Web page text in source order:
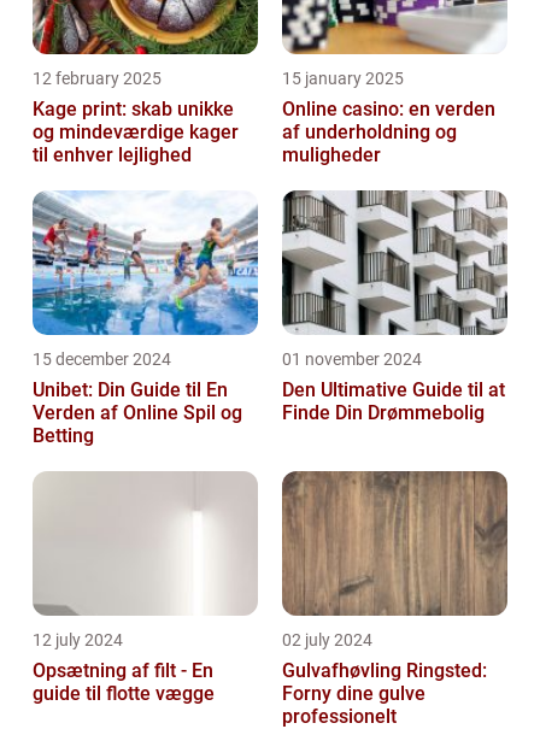
12 february 2025
Kage print: skab unikke
og mindeværdige kager
til enhver lejlighed
15 january 2025
Online casino: en verden
af underholdning og
muligheder
15 december 2024
Unibet: Din Guide til En
Verden af Online Spil og
Betting
01 november 2024
Den Ultimative Guide til at
Finde Din Drømmebolig
12 july 2024
Opsætning af filt - En
guide til flotte vægge
02 july 2024
Gulvafhøvling Ringsted:
Forny dine gulve
professionelt